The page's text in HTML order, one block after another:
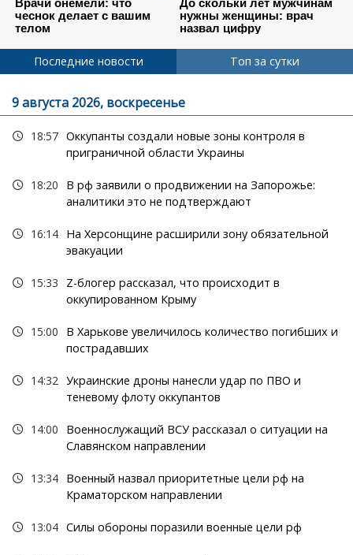
Последние новости Топ за сутки
9 августа 2026, воскресенье
18:57 Оккупанты создали новые зоны контроля в
приграничной области Украины
18:20
В рф заявили о продвижении на Запорожье:
аналитики это не подтверждают
16:14 На Херсонщине расширили зону обязательной
эвакуации
15:33
Z-блогер рассказал, что происходит в
оккупированном Крыму
15:00
В Харькове увеличилось количество погибших и
пострадавших
14:32 Украинские дроны нанесли удар по ПВО и
теневому флоту оккупантов
14:00
Военнослужащий ВСУ рассказал о ситуации на
Славянском направлении
13:34 Военный назвал приоритетные цели рф на
Краматорском направлении
13:04 Силы обороны поразили военные цели рф